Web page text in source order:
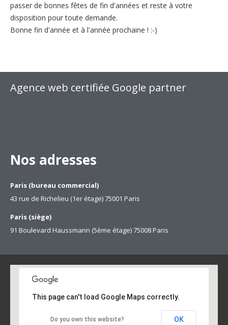
passer de bonnes fêtes de fin d'années et reste à votre
disposition pour toute demande.
Bonne fin d'année et à l'année prochaine ! :-)
Agence web certifiée Google partner
Nos adresses
Paris (bureau commercial)
43 rue de Richelieu (1er étage) 75001 Paris
Paris (siège)
91 Boulevard Haussmann (5ème étage) 75008 Paris
This page can't load Google Maps correctly.
Do you own this website? OK